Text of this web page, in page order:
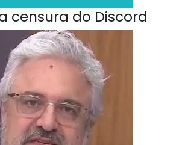
censura do Discord